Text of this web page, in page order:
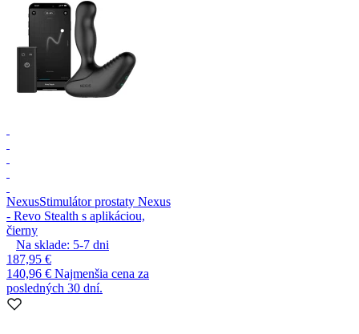
NexusStimulátor prostaty Nexus
- Revo Stealth s aplikáciou,
čierny
Na sklade: 5-7 dni
187,95 €
140,96 € Najmenšia cena za
posledných 30 dní.